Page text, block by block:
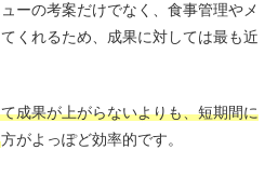
ーの考案だけでなく、食事管理やメ
くれるため、成果に対しては最も近
成果が上がらないよりも、短期間に
方がよっぽど効率的です。